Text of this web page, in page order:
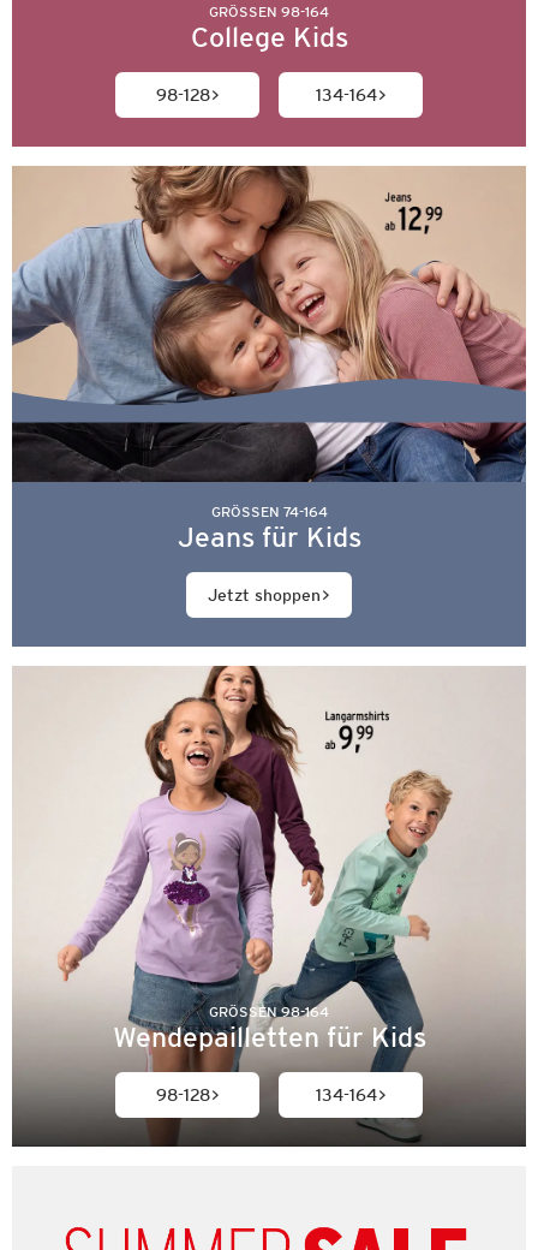
GRÖSSEN 98-164
College Kids
98-128 134-164
GRÖSSEN 74-164
Jeans für Kids
Jetzt shoppen
GRÖSSEN 98-164
Wendepailletten für Kids
98-128 134-164